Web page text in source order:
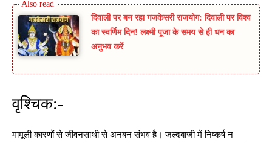
दिवाली पर बन रहा गजकेसरी राजयोग: दिवाली पर विश्व
का स्वर्णिम दिन! लक्ष्मी पूजा के समय से ही धन का
अनुभव करें
वृश्चिक:-
मामूली कारणों से जीवनसाथी से अनबन संभव है। जल्दबाजी में निष्कर्ष न